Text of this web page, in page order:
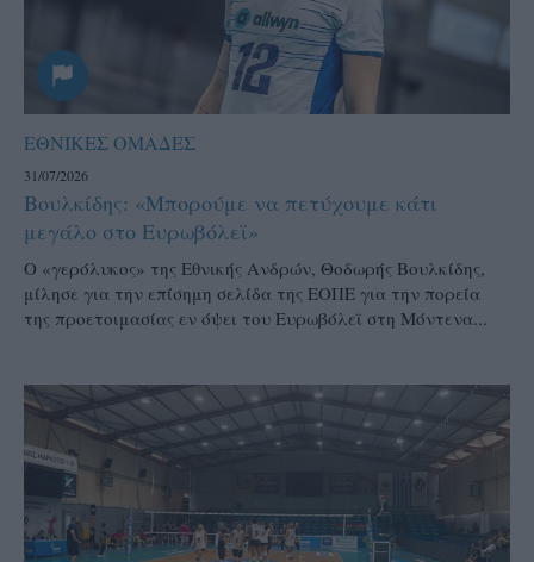
ΕΘΝΙΚΕΣ ΟΜΑΔΕΣ
31/07/2026
Βουλκίδης: «Μπορούμε να πετύχουμε κάτι
μεγάλο στο Ευρωβόλεϊ»
Ο «γερόλυκος» της Εθνικής Ανδρών, Θοδωρής Βουλκίδης,
μίλησε για την επίσημη σελίδα της ΕΟΠΕ για την πορεία
της προετοιμασίας εν όψει του Ευρωβόλεϊ στη Μόντενα...